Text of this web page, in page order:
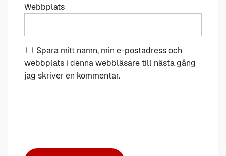
Webbplats
Spara mitt namn, min e-postadress och
webbplats i denna webbläsare till nästa gång
jag skriver en kommentar.